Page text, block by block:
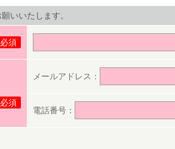
いいたします。
必須
必須
メールアドレス：
電話番号：